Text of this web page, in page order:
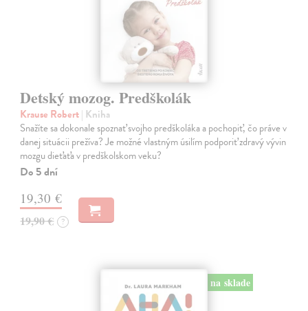
Detský mozog. Predškolák
Krause Robert| Kniha
Snažíte sa dokonale spoznať svojho predškoláka a pochopiť, čo práve v
danej situácii prežíva? Je možné vlastným úsilím podporiť zdravý vývin
mozgu dieťaťa v predškolskom veku?
Do 5 dní
19,30 €
19,90 € ?
na sklade